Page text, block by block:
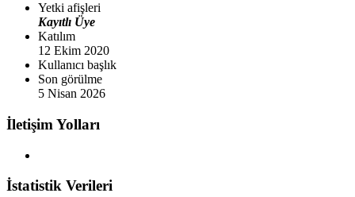
Yetki afişleri
Kayıtlı Üye
Katılım
12 Ekim 2020
Kullanıcı başlık
Son görülme
5 Nisan 2026
İletişim Yolları
İstatistik Verileri